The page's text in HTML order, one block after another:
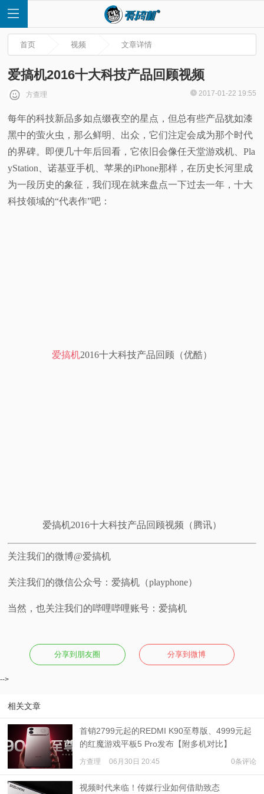
页
快
讯
首页 视频 文章详情
爱搞机2016十大科技产品回顾视频
方查理 2017-01-22 19:55
每年的科技新品多如点缀夜空的星点，但总有些产品犹如漆
黑中的萤火虫，那么鲜明、出众，它们注定会成为那个时代
的界碑。 即便几十年后回看，它依旧会像任天堂游戏机、Pla
yStation、诺基亚手机、苹果的iPhone那样，在历史长河里成
为一段历史的象征，我们现在就来盘点一下过去一年，十大
科技领域的“代表作”吧：
爱搞机2016十大科技产品回顾（优酷）
爱搞机2016十大科技产品回顾视频（腾讯）
关注我们的微博@爱搞机
关注我们的微信公众号：爱搞机（playphone）
当然，也关注我们的哔哩哔哩账号：爱搞机
分享到朋友圈 分享到微博
-->
相关文章
首销2799元起的REDMI K90至尊版、4999元起
的红魔游戏平板5 Pro发布【附多机对比】
方查理 06月30日 20:45 0条评论
视频时代来临！传媒行业如何借助致态